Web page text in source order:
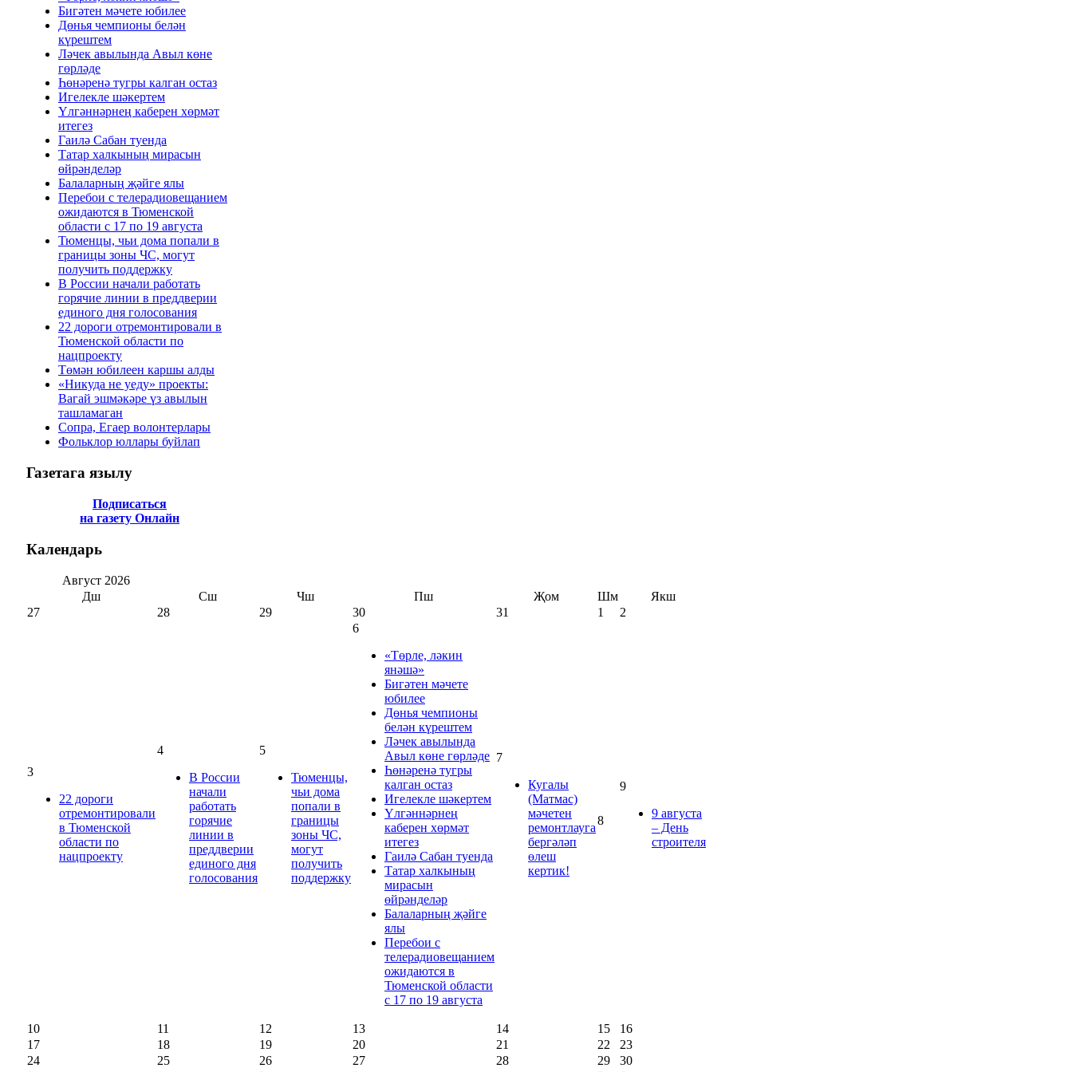
Бигәтен мәчете юбилее
Дөнья чемпионы белән
күрештем
Ләчек авылында Авыл көне
гөрләде
Һөнәренә тугры калган остаз
Игелекле шәкертем
Үлгәннәрнең каберен хөрмәт
итегез
Гаилә Сабан туенда
Татар халкының мирасын
өйрәнделәр
Балаларның җәйге ялы
Перебои с телерадиовещанием
ожидаются в Тюменской
области с 17 по 19 августа
Тюменцы, чьи дома попали в
границы зоны ЧС, могут
получить поддержку
В России начали работать
горячие линии в преддверии
единого дня голосования
22 дороги отремонтировали в
Тюменской области по
нацпроекту
Төмән юбилеен каршы алды
«Никуда не уеду» проекты:
Вагай эшмәкәре үз авылын
ташламаган
Сопра, Егаер волонтерлары
Фольклор юллары буйлап
Газетага язылу
Подписаться
на газету Онлайн
Календарь
Август 2026
Дш
Сш Чш Пш Җом Шм
Якш
27
28 29 30 31 1 2
3
22 дороги
отремонтировали
в Тюменской
области по
нацпроекту
4
В России
начали
работать
горячие
линии в
преддверии
единого дня
голосования
5
Тюменцы,
чьи дома
попали в
границы
зоны ЧС,
могут
получить
поддержку
6
«Төрле, ләкин
янәшә»
Бигәтен мәчете
юбилее
Дөнья чемпионы
белән күрештем
Ләчек авылында
Авыл көне гөрләде
Һөнәренә тугры
калган остаз
Игелекле шәкертем
Үлгәннәрнең
каберен хөрмәт
итегез
Гаилә Сабан туенда
Татар халкының
мирасын
өйрәнделәр
Балаларның җәйге
ялы
Перебои с
телерадиовещанием
ожидаются в
Тюменской области
с 17 по 19 августа
7
Кугалы
(Матмас)
мәчетен
ремонтлауга
бергәләп
өлеш
кертик!
8
9
9 августа
– День
строителя
10 11 12 13 14 15
16
17
18 19 20 21 22
23
24
25 26 27 28 29
30